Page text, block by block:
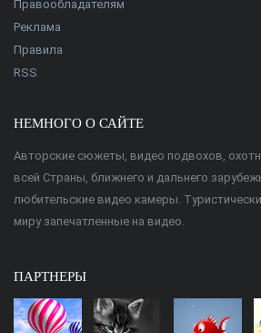
Правообладателям
Реклама
Правила
RSS
НЕМНОГО О САЙТЕ
Авторские сюжеты, видео подвохов,
всей Страны, ближнего и дальнего
любительские видео камеры.
миру запечатленные на видео.
ПАРТНЕРЫ